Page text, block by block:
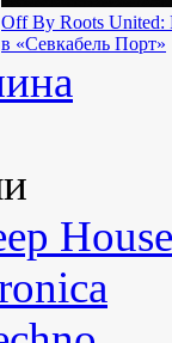
Off By Roots United:
в «Севкабель Порт»